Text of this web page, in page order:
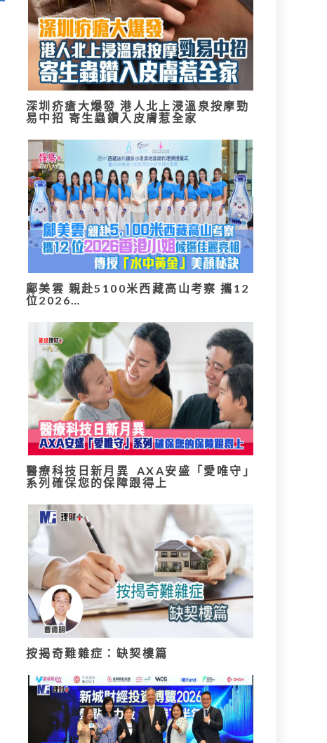
深圳疥瘡大爆發 港人北上浸溫泉按摩勁
易中招 寄生蟲鑽入皮膚惹全家
鄺美雲 親赴5100米西藏高山考察 攜12
位2026…
醫療科技日新月異 AXA安盛「愛唯守」
系列確保您的保障跟得上
按揭奇難雜症：缺契樓篇